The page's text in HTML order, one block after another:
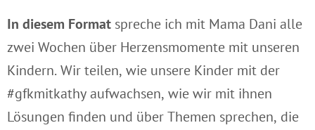
In diesem Format spreche ich mit Mama Dani alle
zwei Wochen über Herzensmomente mit unseren
Kindern. Wir teilen, wie unsere Kinder mit der
#gfkmitkathy aufwachsen, wie wir mit ihnen
Lösungen finden und über Themen sprechen, die